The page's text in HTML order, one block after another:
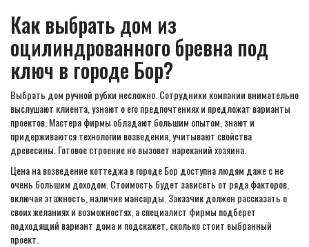
Как выбрать дом из
оцилиндрованного бревна под
ключ в городе Бор?
Выбрать дом ручной рубки несложно. Сотрудники компании внимательно
выслушают клиента, узнают о его предпочтениях и предложат варианты
проектов. Мастера фирмы обладают большим опытом, знают и
придерживаются технологии возведения, учитывают свойства
древесины. Готовое строение не вызовет нареканий хозяина.
Цена на возведение коттеджа в городе Бор доступна людям даже с не
очень большим доходом. Стоимость будет зависеть от ряда факторов,
включая этажность, наличие мансарды. Заказчик должен рассказать о
своих желаниях и возможностях, а специалист фирмы подберет
подходящий вариант дома и подскажет, сколько стоит выбранный
проект.